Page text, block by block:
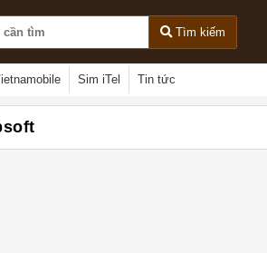
Tìm kiếm
Sim iTel Tin tức